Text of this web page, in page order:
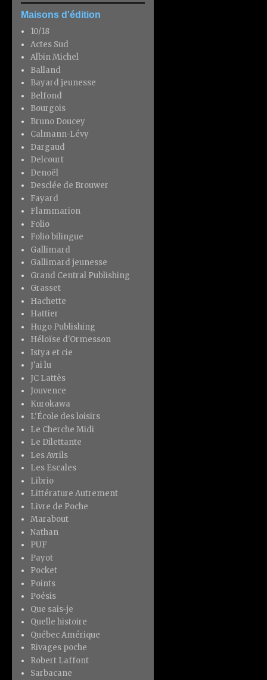
Maisons d'édition
10/18
Actes Sud
Albin Michel
Balland
Bayard jeunesse
Belfond
Bourgois
Bruno Doucey
Calmann-Lévy
Dargaud
Delcourt
Denoël
Desclée de Brouwer
Fayard
Flammarion
Folio
Folio bilingue
Gallimard
Gallimard jeunesse
Grand Central Publishing
Grasset
Hachette
Hattier
Hugo Publishing
Héloïse d'Ormesson
Istya et cie
J'ai lu
JC Lattès
Jouvence
Kurokawa
L'École des loisirs
Le Cherche Midi
Le Dilettante
Les Avrils
Les Escales
Librio
Littérature Autrement
Livre de Poche
Marabout
Nathan
PUF
Payot
Pocket
Points
Poésis
Que sais-je
Quelle histoire
Québec Amérique
Rivages poche
Robert Laffont
Sarbacane